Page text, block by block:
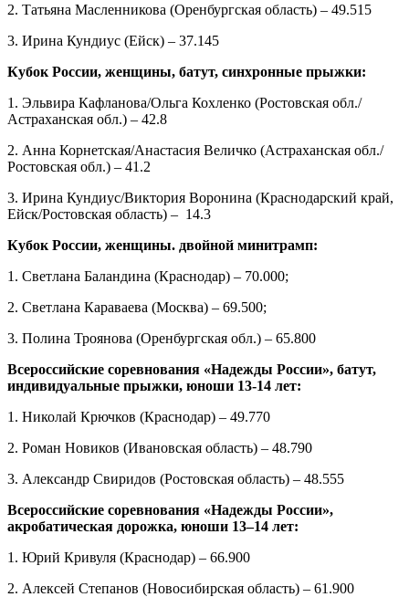
2. Татьяна Масленникова (Оренбургская область) – 49.515
3. Ирина Кундиус (Ейск) – 37.145
Кубок России, женщины, батут, синхронные прыжки:
1. Эльвира Кафланова/Ольга Кохленко (Ростовская обл./
Астраханская обл.) – 42.8
2. Анна Корнетская/Анастасия Величко (Астраханская обл./
Ростовская обл.) – 41.2
3. Ирина Кундиус/Виктория Воронина (Краснодарский край,
Ейск/Ростовская область) – 14.3
Кубок России, женщины. двойной минитрамп:
1. Светлана Баландина (Краснодар) – 70.000;
2. Светлана Караваева (Москва) – 69.500;
3. Полина Троянова (Оренбургская обл.) – 65.800
Всероссийские соревнования «Надежды России», батут,
индивидуальные прыжки, юноши 13-14 лет:
1. Николай Крючков (Краснодар) – 49.770
2. Роман Новиков (Ивановская область) – 48.790
3. Александр Свиридов (Ростовская область) – 48.555
Всероссийские соревнования «Надежды России»,
акробатическая дорожка, юноши 13–14 лет:
1. Юрий Кривуля (Краснодар) – 66.900
2. Алексей Степанов (Новосибирская область) – 61.900